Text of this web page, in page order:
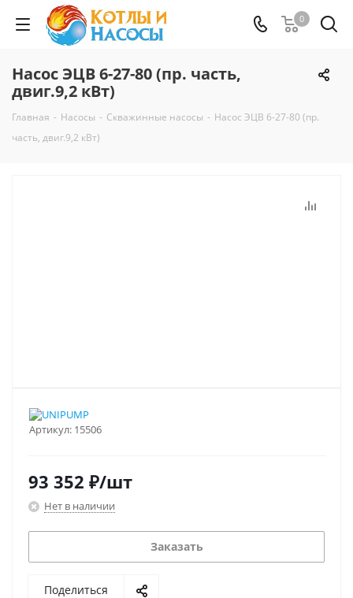
0
Насос ЭЦВ 6-27-80 (пр. часть,
двиг.9,2 кВт)
Главная - Насосы - Скважинные насосы - Насос ЭЦВ 6-27-80 (пр.
часть, двиг.9,2 кВт)
Артикул: 15506
93 352 ₽/шт
Нет в наличии
Заказать
Поделиться